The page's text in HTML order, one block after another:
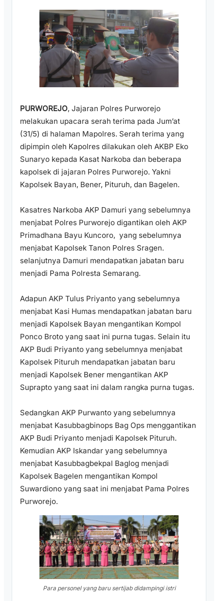
PURWOREJO, Jajaran Polres Purworejo
melakukan upacara serah terima pada Jum’at
(31/5) di halaman Mapolres. Serah terima yang
dipimpin oleh Kapolres dilakukan oleh AKBP Eko
Sunaryo kepada Kasat Narkoba dan beberapa
kapolsek di jajaran Polres Purworejo. Yakni
Kapolsek Bayan, Bener, Pituruh, dan Bagelen.
Kasatres Narkoba AKP Damuri yang sebelumnya
menjabat Polres Purworejo digantikan oleh AKP
Primadhana Bayu Kuncoro, yang sebelumnya
menjabat Kapolsek Tanon Polres Sragen.
selanjutnya Damuri mendapatkan jabatan baru
menjadi Pama Polresta Semarang.
Adapun AKP Tulus Priyanto yang sebelumnya
menjabat Kasi Humas mendapatkan jabatan baru
menjadi Kapolsek Bayan mengantikan Kompol
Ponco Broto yang saat ini purna tugas. Selain itu
AKP Budi Priyanto yang sebelumnya menjabat
Kapolsek Pituruh mendapatkan jabatan baru
menjadi Kapolsek Bener mengantikan AKP
Suprapto yang saat ini dalam rangka purna tugas.
Sedangkan AKP Purwanto yang sebelumnya
menjabat Kasubbagbinops Bag Ops menggantikan
AKP Budi Priyanto menjadi Kapolsek Pituruh.
Kemudian AKP Iskandar yang sebelumnya
menjabat Kasubbagbekpal Baglog menjadi
Kapolsek Bagelen mengantikan Kompol
Suwardiono yang saat ini menjabat Pama Polres
Purworejo.
Para personel yang baru sertijab didampingi istri